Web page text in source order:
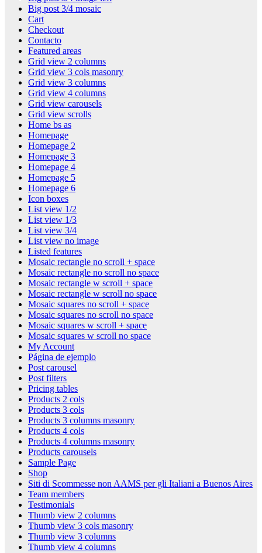
Big post 3/4 mosaic
Cart
Checkout
Contacto
Featured areas
Grid view 2 columns
Grid view 3 cols masonry
Grid view 3 columns
Grid view 4 columns
Grid view carousels
Grid view scrolls
Home bs as
Homepage
Homepage 2
Homepage 3
Homepage 4
Homepage 5
Homepage 6
Icon boxes
List view 1/2
List view 1/3
List view 3/4
List view no image
Listed features
Mosaic rectangle no scroll + space
Mosaic rectangle no scroll no space
Mosaic rectangle w scroll + space
Mosaic rectangle w scroll no space
Mosaic squares no scroll + space
Mosaic squares no scroll no space
Mosaic squares w scroll + space
Mosaic squares w scroll no space
My Account
Página de ejemplo
Post carousel
Post filters
Pricing tables
Products 2 cols
Products 3 cols
Products 3 columns masonry
Products 4 cols
Products 4 columns masonry
Products carousels
Sample Page
Shop
Siti di Scommesse non AAMS per gli Italiani a Buenos Aires
Team members
Testimonials
Thumb view 2 columns
Thumb view 3 cols masonry
Thumb view 3 columns
Thumb view 4 columns